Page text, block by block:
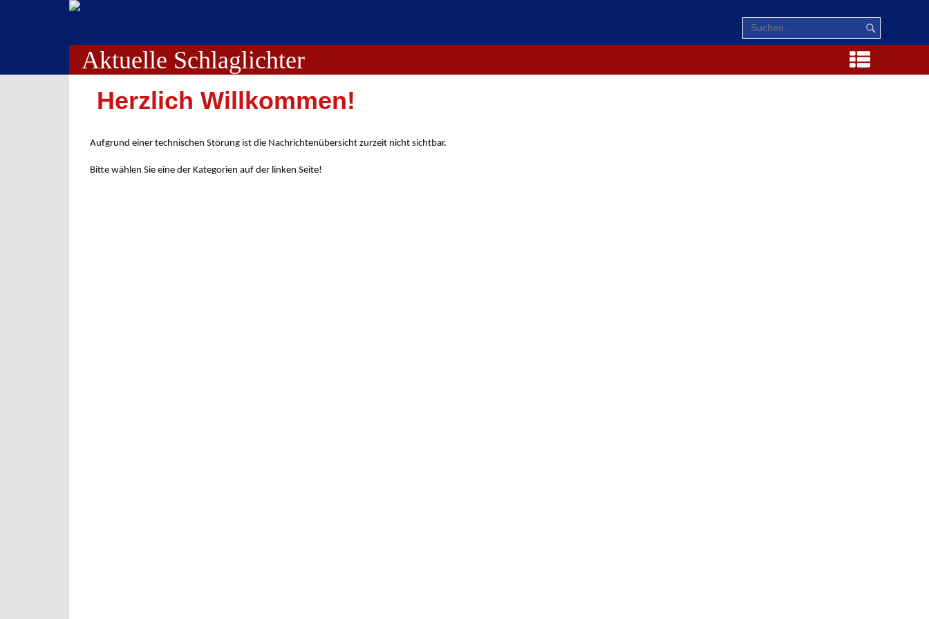
Aktuelle Schlaglichter
Herzlich Willkommen!
Aufgrund einer technischen Störung ist die Nachrichtenübersicht zurzeit nicht sichtbar.
Bitte wählen Sie eine der Kategorien auf der linken Seite!